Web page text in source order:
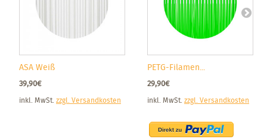
ASA Weiß
39,90€
inkl. MwSt. zzgl. Versandkosten
PETG-Filamen...
29,90€
inkl. MwSt. zzgl. Versandkosten